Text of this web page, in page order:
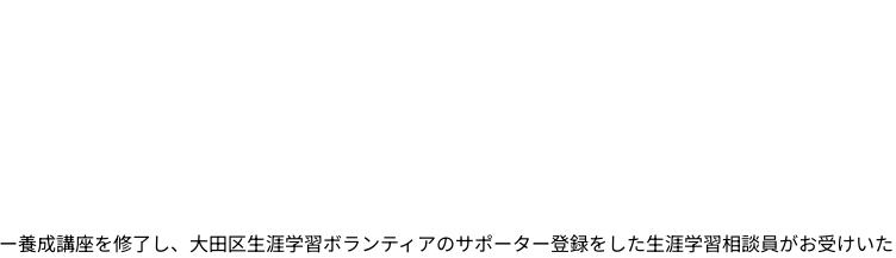
成講座を修了し、大田区生涯学習ボランティアのサポーター登録をした生涯学習相談員がお受けいた